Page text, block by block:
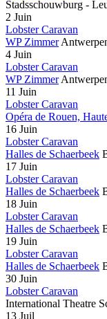
Stadsschouwburg -
2 Juin
Lobster Caravan
WP Zimmer
4 Juin
Lobster Caravan
WP Zimmer
11 Juin
Lobster Caravan
Opéra de Rouen,
16 Juin
Lobster Caravan
Halles de Schaerbeek
17 Juin
Lobster Caravan
Halles de Schaerbeek
18 Juin
Lobster Caravan
Halles de Schaerbeek
19 Juin
Lobster Caravan
Halles de Schaerbeek
30 Juin
Lobster Caravan
International Theatre
13 Juil